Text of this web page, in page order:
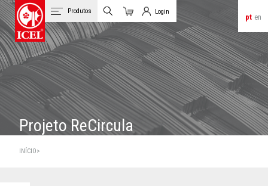
pt en
Produtos
Carrinho
Login
Login de Clientes
Projeto ReCircula
INÍCIO>